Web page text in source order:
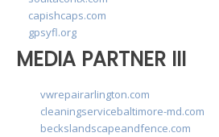
capishcaps.com
gpsyfl.org
MEDIA PARTNER III
vwrepairarlington.com
cleaningservicebaltimore-md.com
beckslandscapeandfence.com